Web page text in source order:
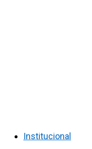
Institucional